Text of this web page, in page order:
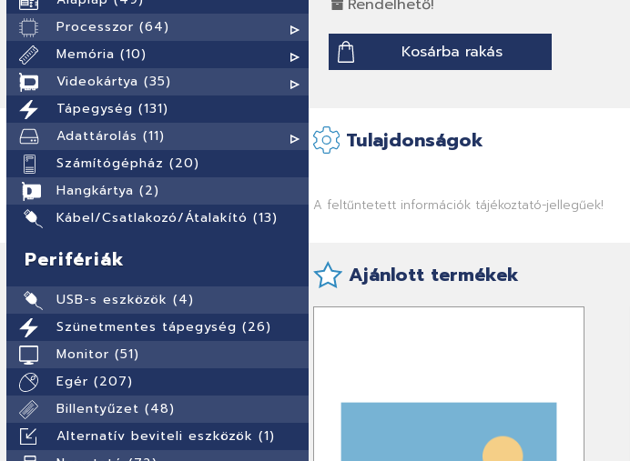
Processzor (64)
Memória (10)
Videokártya (35)
Tápegység (131)
Adattárolás (11)
Számítógépház (20)
Hangkártya (2)
Kábel/Csatlakozó/Átalakító (13)
Perifériák
USB-s eszközök (4)
Szünetmentes tápegység (26)
Monitor (51)
Egér (207)
Billentyűzet (48)
Alternatív beviteli eszközök (1)
Rendelhető!
Kosárba rakás
Tulajdonságok
A feltűntetett információk tájékoztató-jellegűek!
Ajánlott termékek